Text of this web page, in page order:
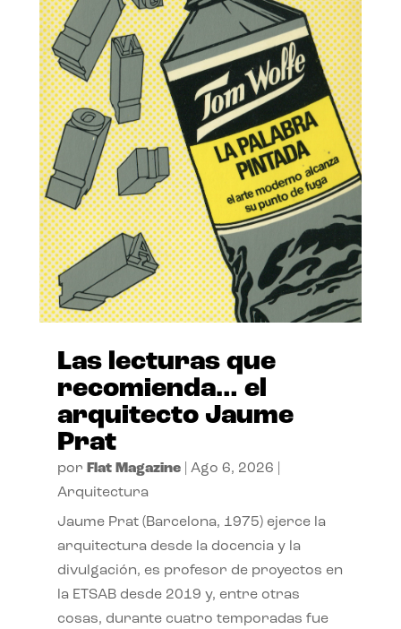
Las lecturas que
recomienda… el
arquitecto Jaume
Prat
por Flat Magazine| Ago 6, 2026
Arquitectura
Jaume Prat (Barcelona, 1975) ejerce la
arquitectura desde la docencia y la
divulgación, es profesor de proyectos en
la ETSAB desde 2019 y, entre otras
cosas, durante cuatro temporadas fue